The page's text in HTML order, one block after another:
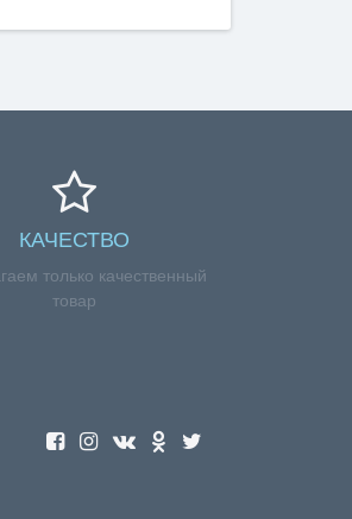
КАЧЕСТВО
только качественный
товар